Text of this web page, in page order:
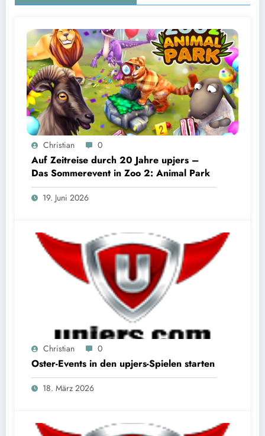
Christian 0
Auf Zeitreise durch 20 Jahre upjers –
Das Sommerevent in Zoo 2: Animal Park
19. Juni 2026
Christian 0
Oster-Events in den upjers-Spielen starten
18. März 2026